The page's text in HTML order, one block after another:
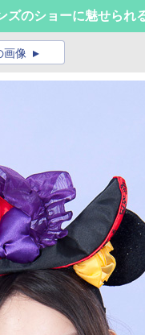
のショーに魅せられ
画像